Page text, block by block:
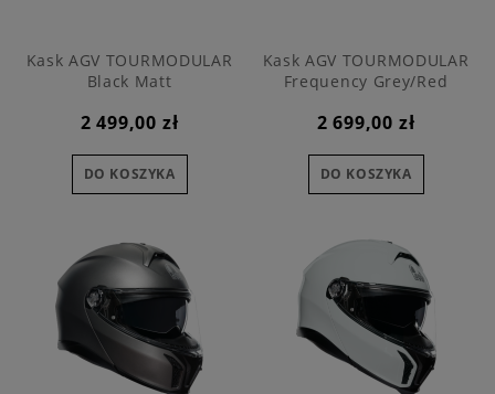
Kask AGV TOURMODULAR
Black Matt
2 499,00 zł
DO KOSZYKA
Kask AGV TOURMODULAR
Frequency Grey/Red
2 699,00 zł
DO KOSZYKA